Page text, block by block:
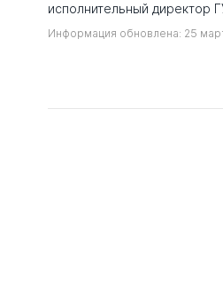
исполнительный директор
Информация обновлена: 25